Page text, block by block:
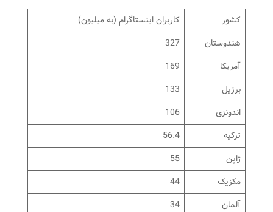
کشور
کاربران اینستاگرام (به میلیون)
هندوستان
327
آمریکا
169
برزیل
133
اندونزی
106
ترکیه
56.4
ژاپن
55
مکزیک
44
آلمان
34